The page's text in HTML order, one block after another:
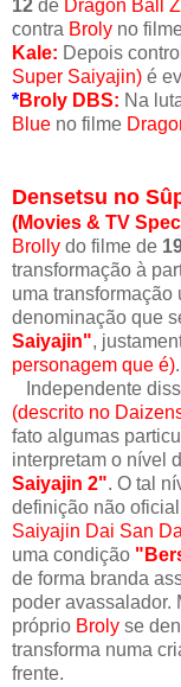
12 de Dragon Ball Z
contra Broly no
Kale: Depois
Super Saiyajin) é
*Broly DBS: Na
Blue no filme
Densetsu no
(Movies & TV
Brolly do filme de
transformação à
uma transformação
denominação que
Saiyajin",
personagem que é).
Independente
(descrito no
fato algumas
interpretam o nível
Saiyajin 2". O tal
definição não oficial
Saiyajin Dai San
uma condição
de forma branda
poder avassalador.
próprio Broly se
transforma numa
frente.